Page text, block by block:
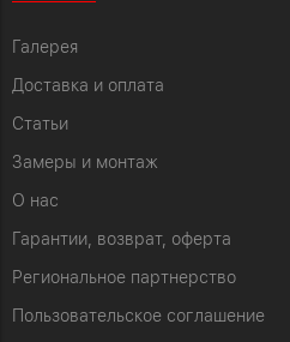
Галерея
Доставка и оплата
Статьи
Замеры и монтаж
О нас
Гарантии, возврат, оферта
Региональное партнерство
Пользовательское соглашение